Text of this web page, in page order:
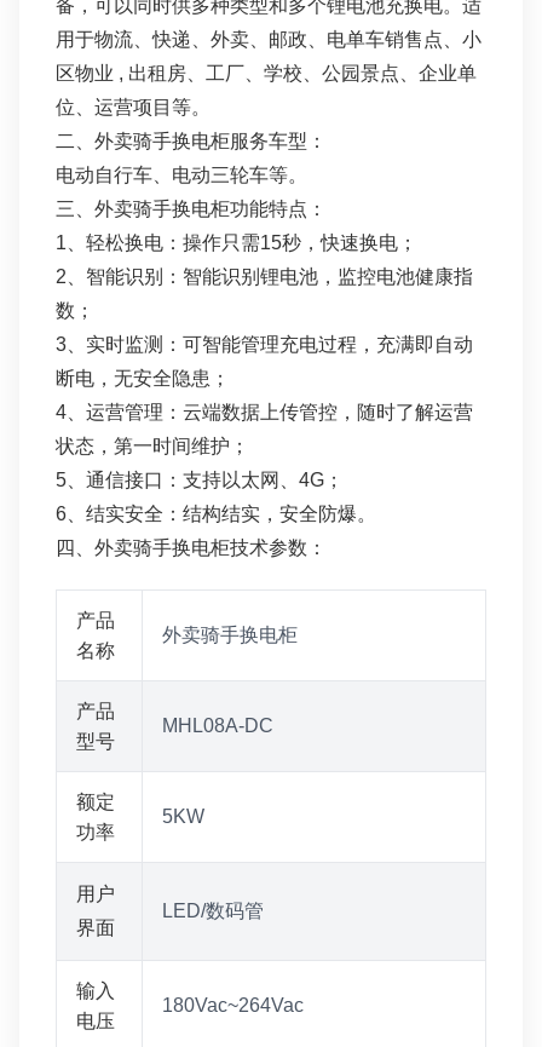
备，可以同时供多种类型和多个锂电池充换电。适
用于物流、快递、外卖、邮政、电单车销售点、小
区物业 , 出租房、工厂、学校、公园景点、企业单
位、运营项目等。
二、外卖骑手换电柜服务车型：
电动自行车、电动三轮车等。
三、外卖骑手换电柜功能特点：
1、轻松换电：操作只需15秒，快速换电；
2、智能识别：智能识别锂电池，监控电池健康指
数；
3、实时监测：可智能管理充电过程，充满即⾃动
断电，⽆安全隐患；
4、运营管理：云端数据上传管控，随时了解运营
状态，第⼀时间维护；
5、通信接口：支持以太网、4G；
6、结实安全：结构结实，安全防爆。
四、外卖骑手换电柜技术参数：
产品
名称
外卖骑手换电柜
产品
型号
MHL08A-DC
额定
功率
5KW
用户
界面
LED/数码管
输入
电压
180Vac~264Vac